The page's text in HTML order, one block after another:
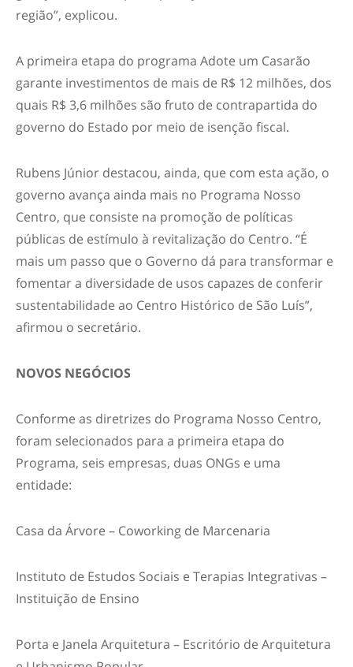
região”, explicou.
A primeira etapa do programa Adote um Casarão
garante investimentos de mais de R$ 12 milhões, dos
quais R$ 3,6 milhões são fruto de contrapartida do
governo do Estado por meio de isenção fiscal.
Rubens Júnior destacou, ainda, que com esta ação, o
governo avança ainda mais no Programa Nosso
Centro, que consiste na promoção de políticas
públicas de estímulo à revitalização do Centro. “É
mais um passo que o Governo dá para transformar e
fomentar a diversidade de usos capazes de conferir
sustentabilidade ao Centro Histórico de São Luís”,
afirmou o secretário.
NOVOS NEGÓCIOS
Conforme as diretrizes do Programa Nosso Centro,
foram selecionados para a primeira etapa do
Programa, seis empresas, duas ONGs e uma
entidade:
Casa da Árvore – Coworking de Marcenaria
Instituto de Estudos Sociais e Terapias Integrativas –
Instituição de Ensino
Porta e Janela Arquitetura – Escritório de Arquitetura